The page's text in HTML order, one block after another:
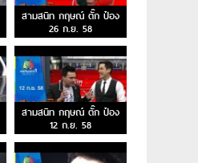
สามสนิท กฤษณ์ ตั๊ก ป๋อง
26 ก.ย. 58
สามสนิท กฤษณ์ ตั๊ก ป๋อง
12 ก.ย. 58